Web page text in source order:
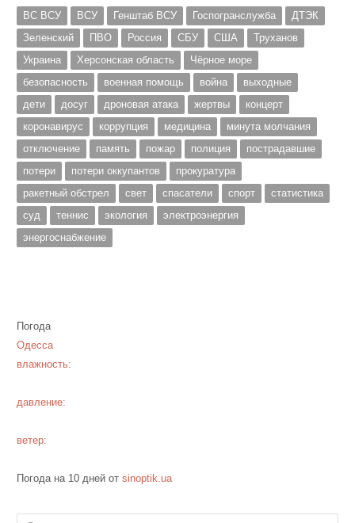
ВС ВСУ ВСУ Генштаб ВСУ Госпогранслужба
ДТЭК
Зеленский
ПВО Россия СБУ США
Труханов
Украина
Херсонская область
Чёрное море
безопасность
военная помощь война
выходные
дети
досуг дроновая атака жертвы
концерт
коронавирус
коррупция медицина
минута молчания
отключение
память пожар полиция
пострадавшие
потери
потери оккупантов
прокуратура
ракетный обстрел
свет спасатели спорт
статистика
суд
теннис экология
электроэнергия
энергоснабжение
Погода
Одесса
влажность:
давление:
ветер:
Погода на 10 дней от sinoptik.ua